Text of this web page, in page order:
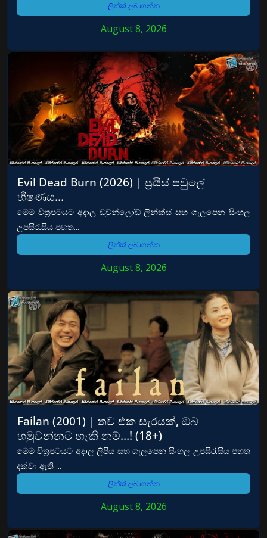
ලින්ක් ලබාගන්න
August 8, 2026
Evil Dead Burn (2026) | ප්‍රයිස් පවුලේ
භීෂණය…
මෙම චිත්‍රපටයට අදාල ඩවුන්ලෝඩ් ලින්ක්ස් සහ ගැලපෙන සිංහල
උපසිරැසිය පහත...
ලින්ක් ලබාගන්න
August 8, 2026
Failan (2001) | තව එක සැරයක්, ඔබ
හමුවන්නට හැකි නම්…! (18+)
මෙම චිත්‍රපටයට අදාල ලිපිය සහ ගැලපෙන සිංහල උපසිරැසිය පහත
දක්වා ඇති ...
ලින්ක් ලබාගන්න
August 8, 2026